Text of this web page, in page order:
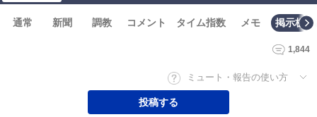
通常 新聞 調教 コメント タイム指数 メモ 掲示板
1,844
ミュート・報告の使い方
投稿する